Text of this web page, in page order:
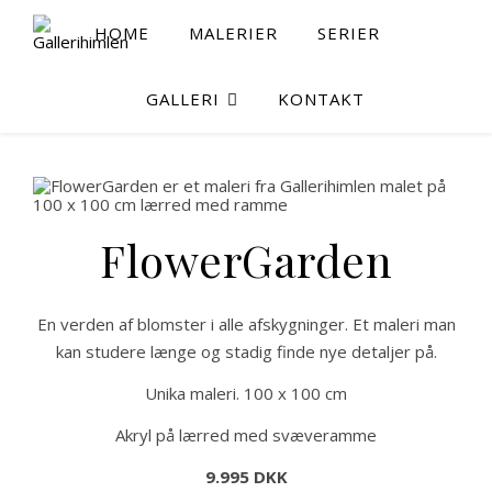
HOME MALERIER SERIER
GALLERI KONTAKT
FlowerGarden
En verden af blomster i alle afskygninger. Et maleri man
kan studere længe og stadig finde nye detaljer på.
Unika maleri. 100 x 100 cm
Akryl på lærred med svæveramme
9.995 DKK